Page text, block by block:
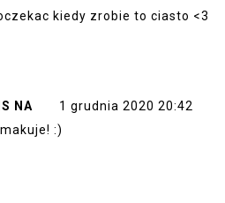
kiedy zrobie to ciasto <3
NA
1 grudnia 2020 20:42
:)